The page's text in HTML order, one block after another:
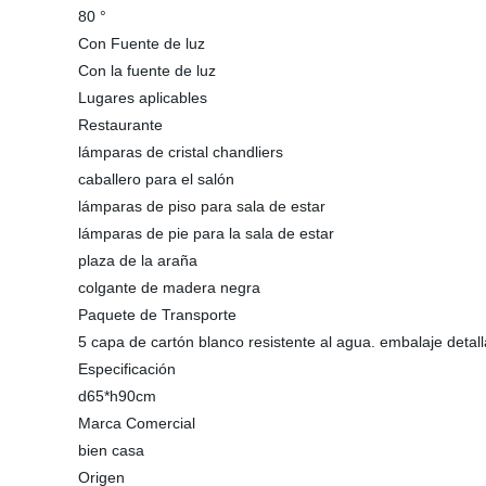
80 °
Con Fuente de luz
Con la fuente de luz
Lugares aplicables
Restaurante
lámparas de cristal chandliers
caballero para el salón
lámparas de piso para sala de estar
lámparas de pie para la sala de estar
plaza de la araña
colgante de madera negra
Paquete de Transporte
5 capa de cartón blanco resistente al agua. embalaje
Especificación
d65*h90cm
Marca Comercial
bien casa
Origen